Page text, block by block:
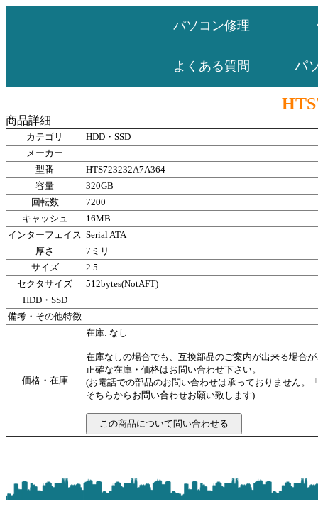
パソコン修理
よくある質問 パ
商品詳細
カテゴリ
HDD・SSD
メーカー
型番
HTS723232A7A364
容量
320GB
回転数
7200
キャッシュ
16MB
インターフェイス Serial ATA
厚さ
7ミリ
サイズ
2.5
セクタサイズ
512bytes(NotAFT)
HDD・SSD
備考・その他特徴
価格・在庫
在庫: なし
在庫なしの場合でも、互換部品のご案内が出来る場合
正確な在庫・価格はお問い合わせ下さい。
(お電話での部品のお問い合わせは承っておりません。
そちらからお問い合わせお願い致します)